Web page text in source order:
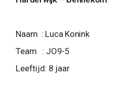
Naam : Luca Konink
Team : JO9-5
Leeftijd: 8 jaar